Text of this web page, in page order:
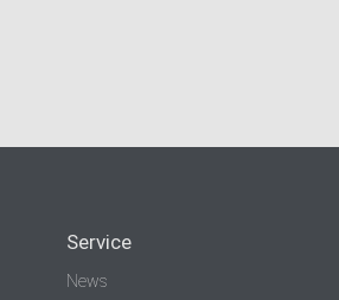
Service
News